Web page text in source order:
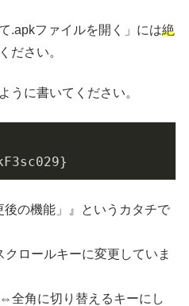
.apkファイルを開く」には絶
ください。
うに書いてください。
後の機能」』というカタチで
ロールキーに変更していま
全角に切り替えるキーにし